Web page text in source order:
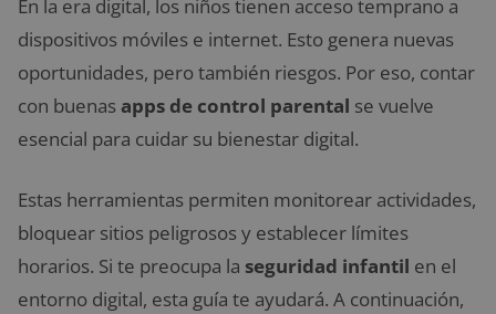
En la era digital, los niños tienen acceso temprano a
dispositivos móviles e internet. Esto genera nuevas
oportunidades, pero también riesgos. Por eso, contar
con buenas apps de control parental se vuelve
esencial para cuidar su bienestar digital.
Estas herramientas permiten monitorear actividades,
bloquear sitios peligrosos y establecer límites
horarios. Si te preocupa la seguridad infantil en el
entorno digital, esta guía te ayudará. A continuación,